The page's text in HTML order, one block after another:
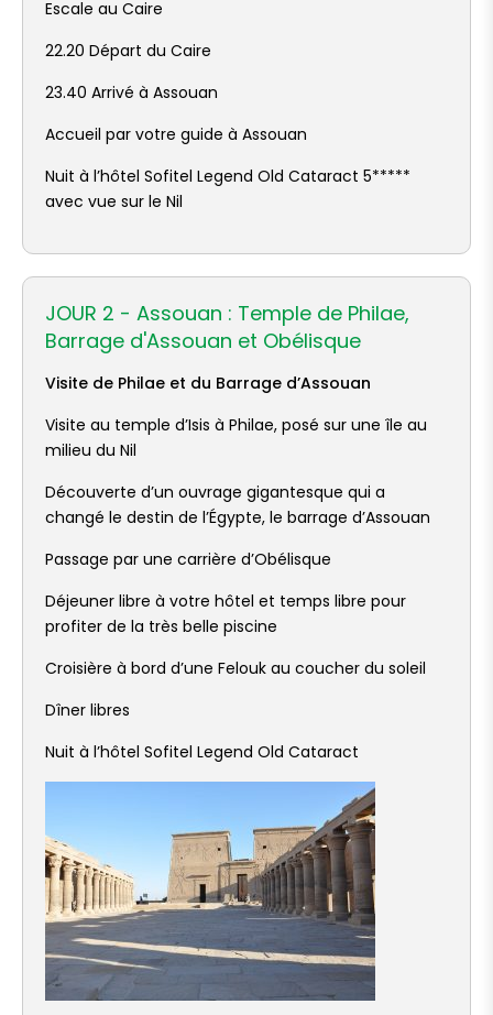
Escale au Caire
22.20 Départ du Caire
23.40 Arrivé à Assouan
Accueil par votre guide à Assouan
Nuit à l’hôtel Sofitel Legend Old Cataract 5*****
avec vue sur le Nil
JOUR 2 - Assouan : Temple de Philae,
Barrage d'Assouan et Obélisque
Visite de Philae et du Barrage d’Assouan
Visite au temple d’Isis à Philae, posé sur une île au
milieu du Nil
Découverte d’un ouvrage gigantesque qui a
changé le destin de l’Égypte, le barrage d’Assouan
Passage par une carrière d’Obélisque
Déjeuner libre à votre hôtel et temps libre pour
profiter de la très belle piscine
Croisière à bord d’une Felouk au coucher du soleil
Dîner libres
Nuit à l’hôtel Sofitel Legend Old Cataract